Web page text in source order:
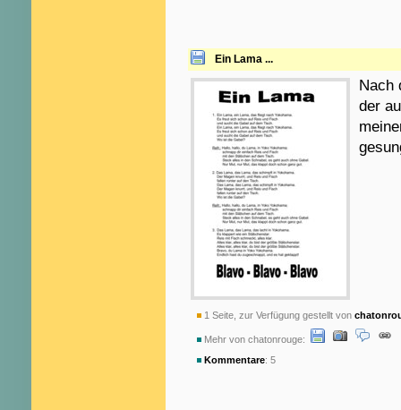
Ein Lama ...
Nach
der
1 Seite, zur Verfügung gestellt von
Mehr von chatonrouge:
Kommentare: 5